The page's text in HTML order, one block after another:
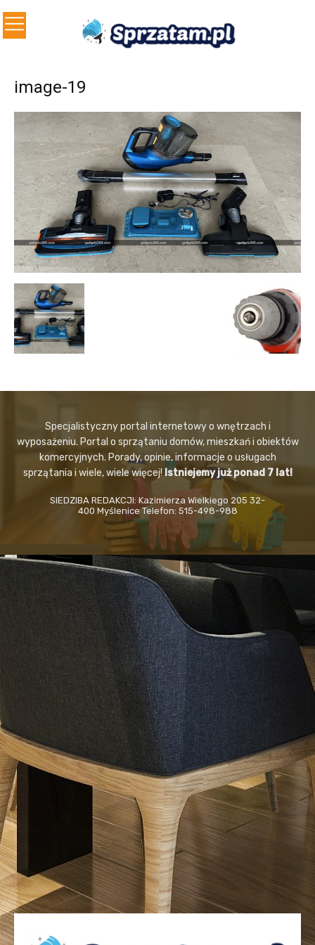
image-19
Specjalistyczny portal internetowy o wnętrzach i
wyposażeniu. Portal o sprzątaniu domów, mieszkań i obiektów
komercyjnych. Porady, opinie, informacje o usługach
sprzątania i wiele, wiele więcej!Istniejemy już ponad 7 lat!
SIEDZIBA REDAKCJI: Kazimierza Wielkiego 205 32-
400 Myślenice Telefon: 515-498-988